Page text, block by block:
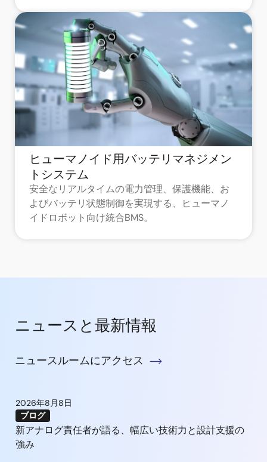
ヒューマノイド用バッテリマネジメン
トシステム
安全なリアルタイムの電力管理、保護機能、お
よびバッテリ状態制御を実現する、ヒューマノ
イドロボット向け統合BMS。
ニュースと最新情報
ニュースルームにアクセス
2026年8月8日
ブログ
新アナログ責任者が語る、幅広い技術力と設計支援の
強み